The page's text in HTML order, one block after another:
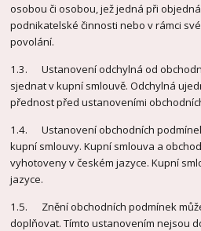
osobou či osobou, jež jedná při
podnikatelské činnosti nebo v rámci
povolání.
1.3. Ustanovení odchylná od
sjednat v kupní smlouvě. Odchylná
přednost před ustanoveními
1.4. Ustanovení obchodních
kupní smlouvy. Kupní smlouva a
vyhotoveny v českém jazyce. Kupní
jazyce.
1.5. Znění obchodních podmínek
doplňovat. Tímto ustanovením nejsou